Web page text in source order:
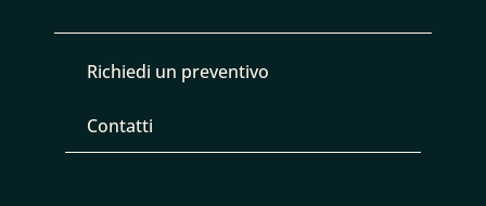
Richiedi un preventivo
Contatti